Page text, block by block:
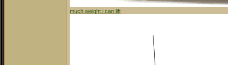
much weight i can lift